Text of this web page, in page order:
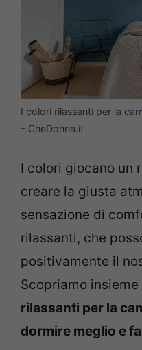
I colori rilassanti per la
– CheDonna.it
I colori giocano un
creare la giusta
sensazione di
rilassanti, che
positivamente il
Scopriamo insieme
rilassanti per la
dormire meglio e